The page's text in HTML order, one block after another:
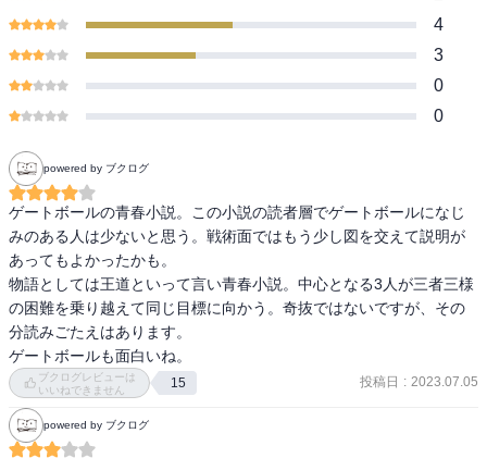
4
3
0
0
powered by ブクログ
ゲートボールの青春小説。この小説の読者層でゲートボールになじ
みのある人は少ないと思う。戦術面ではもう少し図を交えて説明が
あってもよかったかも。
物語としては王道といって言い青春小説。中心となる3人が三者三様
の困難を乗り越えて同じ目標に向かう。奇抜ではないですが、その
分読みごたえはあります。
ゲートボールも面白いね。
ブクログレビューは
いいねできません
15 投稿日 : 2023.07.05
powered by ブクログ